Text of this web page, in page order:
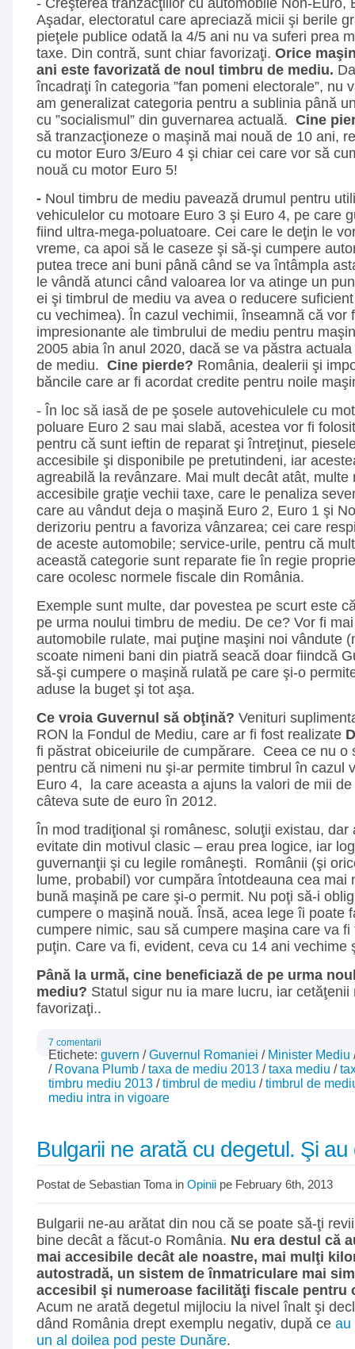
- Creşterea tranzacţiilor cu automobile Non-Euro,
Aşadar, electoratul care apreciază micii şi berile
pieţele publice odată la 4/5 ani nu va suferi prea
taxe. Din contră, sunt chiar favorizaţi. Orice
ani este favorizată de noul timbru de mediu.
încadraţi în categoria ”fan pomeni electorale”, nu
am generalizat categoria pentru a sublinia până
cu ”socialismul” din guvernarea actuală. Cine
să tranzacţioneze o maşină mai nouă de 10 ani,
cu motor Euro 3/Euro 4 şi chiar cei care vor să
nouă cu motor Euro 5!
- Noul timbru de mediu pavează drumul pentru
vehiculelor cu motoare Euro 3 şi Euro 4, pe care
fiind ultra-mega-poluatoare. Cei care le deţin le
vreme, ca apoi să le caseze şi să-şi cumpere
putea trece ani buni până când se va întâmpla
le vândă atunci când valoarea lor va atinge un
ei şi timbrul de mediu va avea o reducere
cu vechimea). În cazul vechimii, înseamnă că vor
impresionante ale timbrului de mediu pentru
2005 abia în anul 2020, dacă se va păstra
de mediu. Cine pierde? România, dealerii şi
băncile care ar fi acordat credite pentru noile
- În loc să iasă de pe şosele autovehiculele cu
poluare Euro 2 sau mai slabă, acestea vor fi
pentru că sunt ieftin de reparat şi întreţinut,
accesibile şi disponibile pe pretutindeni, iar
agreabilă la revânzare. Mai mult decât atât, multe
accesibile graţie vechii taxe, care le penaliza
care au vândut deja o maşină Euro 2, Euro 1 şi
derizoriu pentru a favoriza vânzarea; cei care
de aceste automobile; service-urile, pentru că
această categorie sunt reparate fie în regie
care ocolesc normele fiscale din România.
Exemple sunt multe, dar povestea pe scurt este
pe urma noului timbru de mediu. De ce? Vor fi
automobile rulate, mai puţine maşini noi vândute
scoate nimeni bani din piatră seacă doar fiindcă
să-şi cumpere o maşină rulată pe care şi-o
aduse la buget şi tot aşa.
Ce vroia Guvernul să obţină? Venituri
RON la Fondul de Mediu, care ar fi fost realizate
fi păstrat obiceiurile de cumpărare. Ceea ce nu o
pentru că nimeni nu şi-ar permite timbrul în cazul
Euro 4, la care aceasta a ajuns la valori de mii
câteva sute de euro în 2012.
În mod tradiţional şi românesc, soluţii existau, dar
evitate din motivul clasic – erau prea logice, iar
guvernanţii şi cu legile româneşti. Românii (şi
lume, probabil) vor cumpăra întotdeauna cea mai
bună maşină pe care şi-o permit. Nu poţi să-i
cumpere o maşină nouă. Însă, acea lege îi poate
cumpere nimic, sau să cumpere maşina care va fi
puţin. Care va fi, evident, ceva cu 14 ani vechime
Până la urmă, cine beneficiază de pe urma
mediu? Statul sigur nu ia mare lucru, iar cetăţenii
favorizaţi..
7 comentarii
Etichete: guvern /Guvernul Romaniei / Minister Mediu
/ Rovana Plumb /taxa de mediu 2013 /taxa mediu /
timbru mediu 2013 /timbrul de mediu /timbrul de
mediu intra in vigoare
Bulgarii ne arată cu degetul. Şi au
Postat de Sebastian Toma in Opinii pe February 6th, 2013
Bulgarii ne-au arătat din nou că se poate să-ţi
bine decât a făcut-o România. Nu era destul că
mai accesibile decât ale noastre, mai mulţi
autostradă, un sistem de înmatriculare mai
accesibil şi numeroase facilităţi fiscale pentru
Acum ne arată degetul mijlociu la nivel înalt şi
dând România drept exemplu negativ, după ce au
un al doilea pod peste Dunăre.